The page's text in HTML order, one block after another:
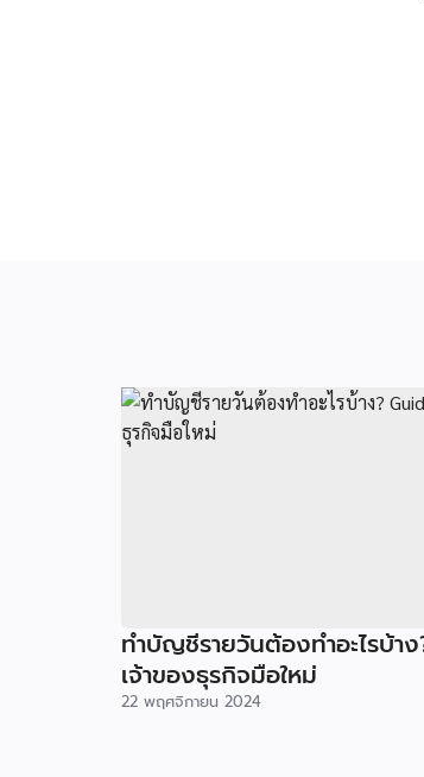
ทำบัญชีรายวันต้องทำอะไรบ้า
เจ้าของธุรกิจมือใหม่
22 พฤศจิกายน 2024